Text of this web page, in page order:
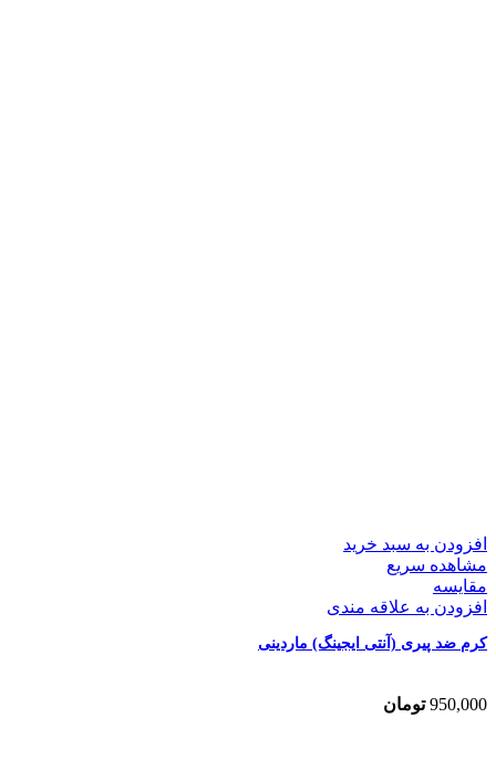
افزودن به سبد خرید
مشاهده سریع
مقایسه
افزودن به علاقه مندی
کرم ضد پیری (آنتی ایجینگ) ماردینی
950,000 تومان